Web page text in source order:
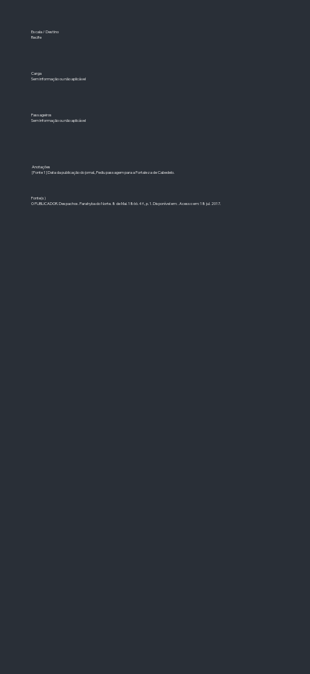
Escala / Destino
Recife
Carga
Sem informação ou não aplicável
Passageiros
Sem informação ou não aplicável
Anotações
[Fonte 1] Data da publicação do jornal., Pediu passagem para a Fortaleza de Cabedelo.
Fonte(s)
O PUBLICADOR. Despachos. Parahyba do Norte. 8 de Mai. 1866. 4 f., p. 1. Disponível em: . Acesso em: 18 jul. 2017.